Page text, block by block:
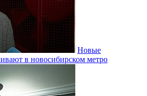
Новые
в новосибирском метро